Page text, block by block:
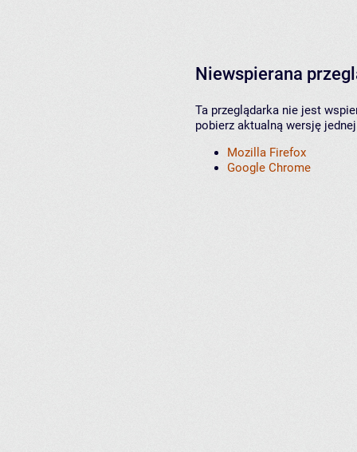
Niewspierana
Ta przeglądarka nie jest
pobierz aktualną wersję
Mozilla Firefox
Google Chrome